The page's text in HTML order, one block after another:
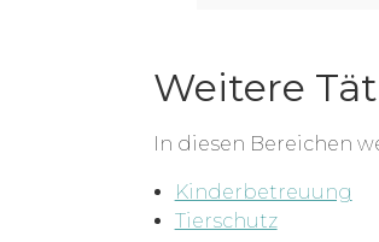
Weitere
In diesen Bereichen
Kinderbetreuung
Tierschutz